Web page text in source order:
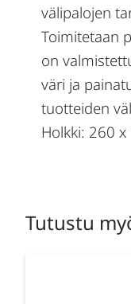
välipalojen
Toimitetaan
on
väri ja
tuotteiden
Holkki: 260
Tutustu